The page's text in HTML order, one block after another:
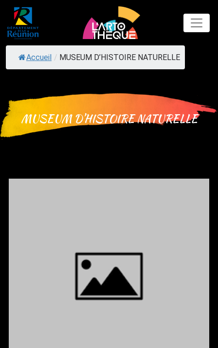
Skip
content
Accueil / MUSEUM D’HISTOIRE NATURELLE
MUSEUM D’HISTOIRE NATURELLE